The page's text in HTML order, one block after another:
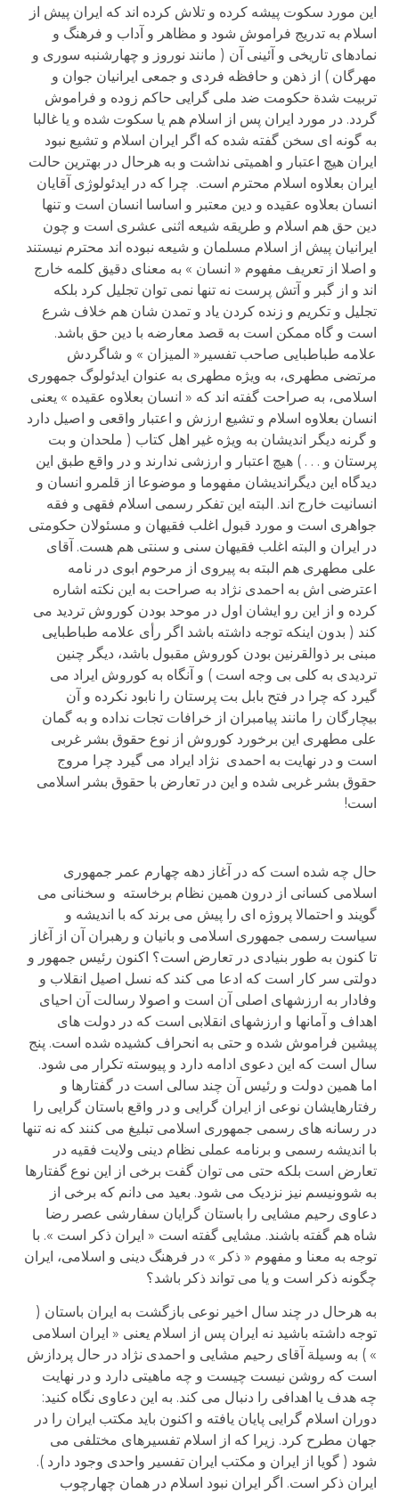
این مورد سکوت پیشه کرده و تلاش کرده اند که ایران پیش از
اسلام به تدریج فراموش شود و مظاهر و آداب و فرهنگ و
نمادهای تاریخی و آئینی آن ( مانند نوروز و چهارشنبه سوری و
مهرگان ) از ذهن و حافظه فردی و جمعی ایرانیان جوان و
تربیت شدة حکومت ضد ملی گرایی حاکم زوده و فراموش
گردد. در مورد ایران پس از اسلام هم یا سکوت شده و یا غالبا
به گونه ای سخن گفته شده که اگر ایران اسلام و تشیع نبود
ایران هیچ اعتبار و اهمیتی نداشت و به هرحال در بهترین حالت
ایران بعلاوه اسلام محترم است. چرا که در ایدئولوژی آقایان
انسان بعلاوه عقیده و دین معتبر و اساسا انسان است و تنها
دین حق هم اسلام و طریقه شیعه اثنی عشری است و چون
ایرانیان پیش از اسلام مسلمان و شیعه نبوده اند محترم نیستند
و اصلا از تعریف مفهوم « انسان » به معنای دقیق کلمه خارج
اند و از گبر و آتش پرست نه تنها نمی توان تجلیل کرد بلکه
تجلیل و تکریم و زنده کردن یاد و تمدن شان هم خلاف شرع
است و گاه ممکن است به قصد معارضه با دین حق باشد.
علامه طباطبایی صاحب تفسیر« المیزان » و شاگردش
مرتضی مطهری، به ویژه مطهری به عنوان ایدئولوگ جمهوری
اسلامی، به صراحت گفته اند که « انسان بعلاوه عقیده » یعنی
انسان بعلاوه اسلام و تشیع ارزش و اعتبار واقعی و اصیل دارد
و گرنه دیگر اندیشان به ویژه غیر اهل کتاب ( ملحدان و بت
پرستان و . . . ) هیچ اعتبار و ارزشی ندارند و در واقع طبق این
دیدگاه این دیگراندیشان مفهوما و موضوعا از قلمرو انسان و
انسانیت خارج اند. البته این تفکر رسمی اسلام فقهی و فقه
جواهری است و مورد قبول اغلب فقیهان و مسئولان حکومتی
در ایران و البته اغلب فقیهان سنی و سنتی هم هست. آقای
علی مطهری هم البته به پیروی از مرحوم ابوی در نامه
اعترضی اش به احمدی نژاد به صراحت به این نکته اشاره
کرده و از این رو ایشان اول در موحد بودن کوروش تردید می
کند ( بدون اینکه توجه داشته باشد اگر رأی علامه طباطبایی
مبنی بر ذوالقرنین بودن کوروش مقبول باشد، دیگر چنین
تردیدی به کلی بی وجه است ) و آنگاه به کوروش ایراد می
گیرد که چرا در فتح بابل بت پرستان را نابود نکرده و آن
بیچارگان را مانند پیامبران از خرافات تجات نداده و به گمان
علی مطهری این برخورد کوروش از نوع حقوق بشر غربی
است و در نهایت به احمدی نژاد ایراد می گیرد چرا مروج
حقوق بشر غربی شده و این در تعارض با حقوق بشر اسلامی
است!
حال چه شده است که در آغاز دهه چهارم عمر جمهوری
اسلامی کسانی از درون همین نظام برخاسته و سخنانی می
گویند و احتمالا پروژه ای را پیش می برند که با اندیشه و
سیاست رسمی جمهوری اسلامی و بانیان و رهبران آن از آغاز
تا کنون به طور بنیادی در تعارض است؟ اکنون رئیس جمهور و
دولتی سر کار است که ادعا می کند که نسل اصیل انقلاب و
وفادار به ارزشهای اصلی آن است و اصولا رسالت آن احیای
اهداف و آمانها و ارزشهای انقلابی است که در دولت های
پیشین فراموش شده و حتی به انحراف کشیده شده است. پنج
سال است که این دعوی ادامه دارد و پیوسته تکرار می شود.
اما همین دولت و رئیس آن چند سالی است در گفتارها و
رفتارهایشان نوعی از ایران گرایی و در واقع باستان گرایی را
در رسانه های رسمی جمهوری اسلامی تبلیغ می کنند که نه تنها
با اندیشه رسمی و برنامه عملی نظام دینی ولایت فقیه در
تعارض است بلکه حتی می توان گفت برخی از این نوع گفتارها
به شوونیسم نیز نزدیک می شود. بعید می دانم که برخی از
دعاوی رحیم مشایی را باستان گرایان سفارشی عصر رضا
شاه هم گفته باشند. مشایی گفته است « ایران ذکر است ». با
توجه به معنا و مفهوم « ذکر » در فرهنگ دینی و اسلامی، ایران
چگونه ذکر است و یا می تواند ذکر باشد؟
به هرحال در چند سال اخیر نوعی بازگشت به ایران باستان (
توجه داشته باشید نه ایران پس از اسلام یعنی « ایران اسلامی
» ) به وسیلة آقای رحیم مشایی و احمدی نژاد در حال پردازش
است که روشن نیست چیست و چه ماهیتی دارد و در نهایت
چه هدف یا اهدافی را دنبال می کند. به این دعاوی نگاه کنید:
دوران اسلام گرایی پایان یافته و اکنون باید مکتب ایران را در
جهان مطرح کرد. زیرا که از اسلام تفسیرهای مختلفی می
شود ( گویا از ایران و مکتب ایران تفسیر واحدی وجود دارد ).
ایران ذکر است. اگر ایران نبود اسلام در همان چهارچوب